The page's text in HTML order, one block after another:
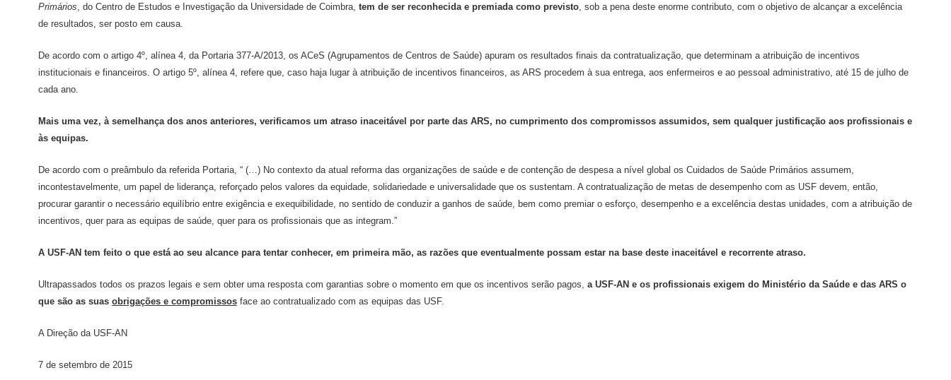
Primários , do Centro de Estudos e Investigação da Universidade de Coimbra, tem de ser reconhecida e premiada como previsto, sob a pena deste enorme contributo, com o objetivo de alcançar a excelência
de resultados, ser posto em causa.
De acordo com o artigo 4º, alínea 4, da Portaria 377-A/2013, os ACeS (Agrupamentos de Centros de Saúde) apuram os resultados finais da contratualização, que determinam a atribuição de incentivos
institucionais e financeiros. O artigo 5º, alínea 4, refere que, caso haja lugar à atribuição de incentivos financeiros, as ARS procedem à sua entrega, aos enfermeiros e ao pessoal administrativo, até 15 de julho de
cada ano.
Mais uma vez, à semelhança dos anos anteriores, verificamos um atraso inaceitável por parte das ARS, no cumprimento dos compromissos assumidos, sem qualquer justificação aos profissionais e
às equipas.
De acordo com o preâmbulo da referida Portaria, “ (…) No contexto da atual reforma das organizações de saúde e de contenção de despesa a nível global os Cuidados de Saúde Primários assumem,
incontestavelmente, um papel de liderança, reforçado pelos valores da equidade, solidariedade e universalidade que os sustentam. A contratualização de metas de desempenho com as USF devem, então,
procurar garantir o necessário equilíbrio entre exigência e exequibilidade, no sentido de conduzir a ganhos de saúde, bem como premiar o esforço, desempenho e a excelência destas unidades, com a atribuição de
incentivos, quer para as equipas de saúde, quer para os profissionais que as integram.”
A USF-AN tem feito o que está ao seu alcance para tentar conhecer, em primeira mão, as razões que eventualmente possam estar na base deste inaceitável e recorrente atraso.
Ultrapassados todos os prazos legais e sem obter uma resposta com garantias sobre o momento em que os incentivos serão pagos, a USF-AN e os profissionais exigem do Ministério da Saúde e das ARS o
que são as suas obrigações e compromissosface ao contratualizado com as equipas das USF.
A Direção da USF-AN
7 de setembro de 2015